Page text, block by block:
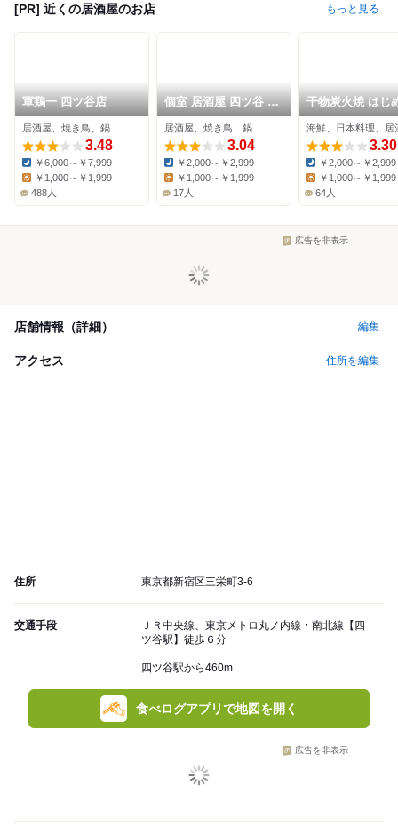
[PR] 近くの居酒屋のお店 もっと見る
軍鶏一 四ツ谷店
居酒屋、焼き鳥、鍋
3.48
Dinner:
￥6,000～￥7,999
￥1,000～￥1,999
488人
個室 居酒屋 四ツ谷 美
食倶楽部
居酒屋、焼き鳥、鍋
3.04
Dinner:
￥2,000～￥2,999
Lunch:
￥1,000～￥1,999
17人
干物炭火焼 はじ
堂 四ツ谷本店
海鮮、日本料理、居
3.30
Dinner:
￥2,000～￥2,999
Lunch:
￥1,000～￥1,999
64人
広告を非表示
店舗情報（詳細） 編集
アクセス 住所を編集
住所 東京都新宿区三栄町3-6
交通手段
ＪＲ中央線、東京メトロ丸ノ内線・南北線【四
ツ谷駅】徒歩６分
四ツ谷駅から460m
食べログアプリで地図を開く
広告を非表示